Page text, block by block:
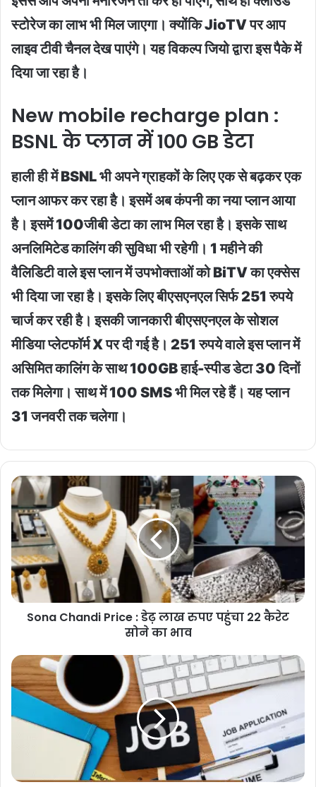
स्टोरेज का लाभ भी मिल जाएगा। क्योंकि JioTV पर आप
लाइव टीवी चैनल देख पाएंगे। यह विकल्प जियो द्वारा इस पैके में
दिया जा रहा है।
New mobile recharge plan :
BSNL के प्लान में 100 GB डेटा
हाली ही में BSNL भी अपने ग्राहकों के लिए एक से बढ़कर एक
प्लान आफर कर रहा है। इसमें अब कंपनी का नया प्लान आया
है। इसमें 100जीबी डेटा का लाभ मिल रहा है। इसके साथ
अनलिमिटेड कालिंग की सुविधा भी रहेगी। 1 महीने की
वैलिडिटी वाले इस प्लान में उपभोक्ताओं को BiTV का एक्सेस
भी दिया जा रहा है। इसके लिए बीएसएनएल सिर्फ 251 रुपये
चार्ज कर रही है। इसकी जानकारी बीएसएनएल के सोशल
मीडिया प्लेटफॉर्म X पर दी गई है। 251 रुपये वाले इस प्लान में
असिमित कालिंग के साथ 100GB हाई-स्पीड डेटा 30 दिनों
तक मिलेगा। साथ में 100 SMS भी मिल रहे हैं। यह प्लान
31 जनवरी तक चलेगा।
Sona
Chandi
Price
डेढ़
लाख
रुपए
पहुंचा
22
भाव
Sona Chandi Price : डेढ़ लाख रुपए पहुंचा 22 कैरेट
सोने का भाव
Rajasthan
Govt
Job
राजस्थान
नौकरी